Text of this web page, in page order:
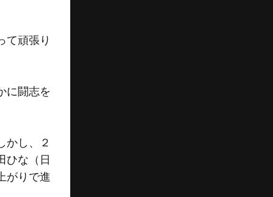
て頑張り
に闘志を
かし、２
ひな（日
がりで進